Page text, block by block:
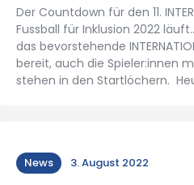
Der Countdown für den 11.
Fussball für Inklusion 2022
das bevorstehende
bereit, auch die Spieler:innen
stehen in den Startlöchern.
News 3. August 2022